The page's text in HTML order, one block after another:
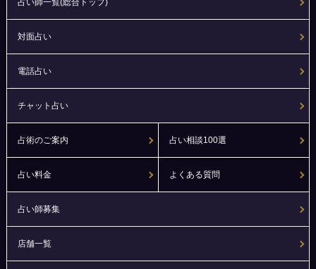
占い師一覧(総合トップ)
対面占い
電話占い
チャット占い
占術のご案内 占い相談100選
占い料金 よくある質問
占い師募集
店舗一覧